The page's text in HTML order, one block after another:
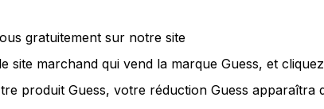
gratuitement sur notre site
site marchand qui vend la marque Guess, et
produit Guess, votre réduction Guess apparaîtra